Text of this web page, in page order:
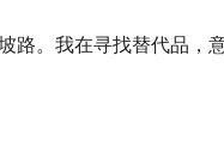
路。我在寻找替代品，